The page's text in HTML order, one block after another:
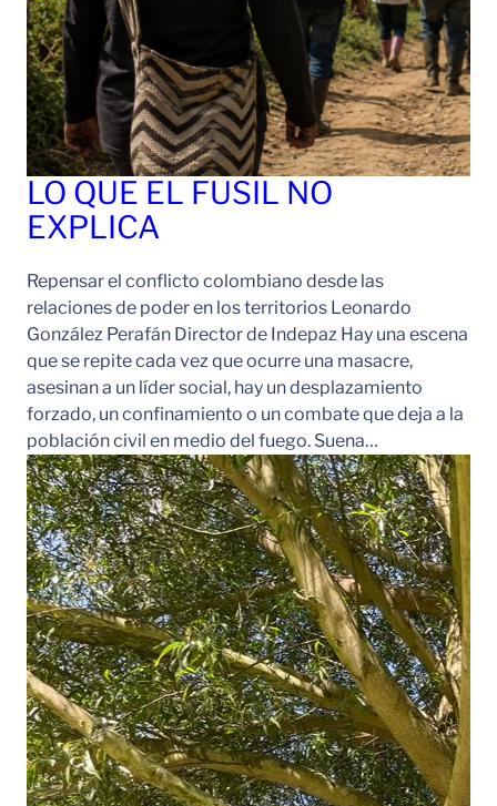
LO QUE EL FUSIL NO
EXPLICA
Repensar el conflicto colombiano desde las
relaciones de poder en los territorios Leonardo
González Perafán Director de Indepaz Hay una escena
que se repite cada vez que ocurre una masacre,
asesinan a un líder social, hay un desplazamiento
forzado, un confinamiento o un combate que deja a la
población civil en medio del fuego. Suena…